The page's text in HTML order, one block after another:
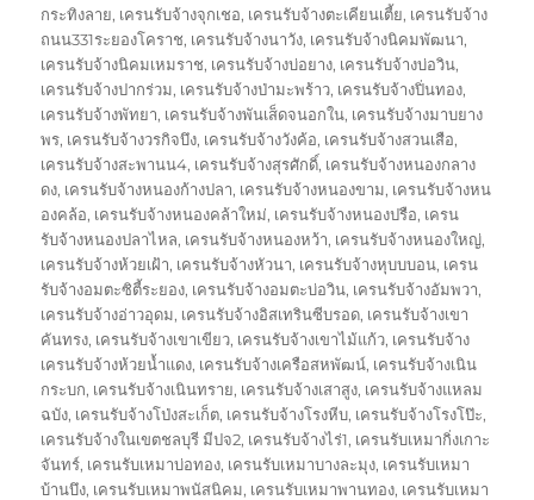
กระทิงลาย, เครนรับจ้างจุกเชอ, เครนรับจ้างตะเคียนเตี้ย, เครนรับจ้าง
ถนน331ระยองโคราช, เครนรับจ้างนาวัง, เครนรับจ้างนิคมพัฒนา,
เครนรับจ้างนิคมเหมราช, เครนรับจ้างบ่อยาง, เครนรับจ้างบ่อวิน,
เครนรับจ้างปากร่วม, เครนรับจ้างป่ามะพร้าว, เครนรับจ้างปิ่นทอง,
เครนรับจ้างพัทยา, เครนรับจ้างพันเส็ดจนอกใน, เครนรับจ้างมาบยาง
พร, เครนรับจ้างวรกิจบึง, เครนรับจ้างวังค้อ, เครนรับจ้างสวนเสือ,
เครนรับจ้างสะพานน4, เครนรับจ้างสุรศักดิ์, เครนรับจ้างหนองกลาง
ดง, เครนรับจ้างหนองก้างปลา, เครนรับจ้างหนองขาม, เครนรับจ้างหน
องคล้อ, เครนรับจ้างหนองคล้าใหม่, เครนรับจ้างหนองปรือ, เครน
รับจ้างหนองปลาไหล, เครนรับจ้างหนองหว้า, เครนรับจ้างหนองใหญ่,
เครนรับจ้างห้วยเฝ้า, เครนรับจ้างหัวนา, เครนรับจ้างหุบบบอน, เครน
รับจ้างอมตะซิตี้ระยอง, เครนรับจ้างอมตะบ่อวิน, เครนรับจ้างอัมพวา,
เครนรับจ้างอ่าวอุดม, เครนรับจ้างอิสเทรินซีบรอด, เครนรับจ้างเขา
คันทรง, เครนรับจ้างเขาเขียว, เครนรับจ้างเขาไม้แก้ว, เครนรับจ้าง
เครนรับจ้างห้วยน้ำแดง, เครนรับจ้างเครือสหพัฒน์, เครนรับจ้างเนิน
กระบก, เครนรับจ้างเนินทราย, เครนรับจ้างเสาสูง, เครนรับจ้างแหลม
ฉบัง, เครนรับจ้างโป่งสะเก็ต, เครนรับจ้างโรงหีบ, เครนรับจ้างโรงโป๊ะ,
เครนรับจ้างในเขตชลบุรี มีปจ2, เครนรับจ้างไร่1, เครนรับเหมากิ่งเกาะ
จันทร์, เครนรับเหมาบ่อทอง, เครนรับเหมาบางละมุง, เครนรับเหมา
บ้านบึง, เครนรับเหมาพนัสนิคม, เครนรับเหมาพานทอง, เครนรับเหมา